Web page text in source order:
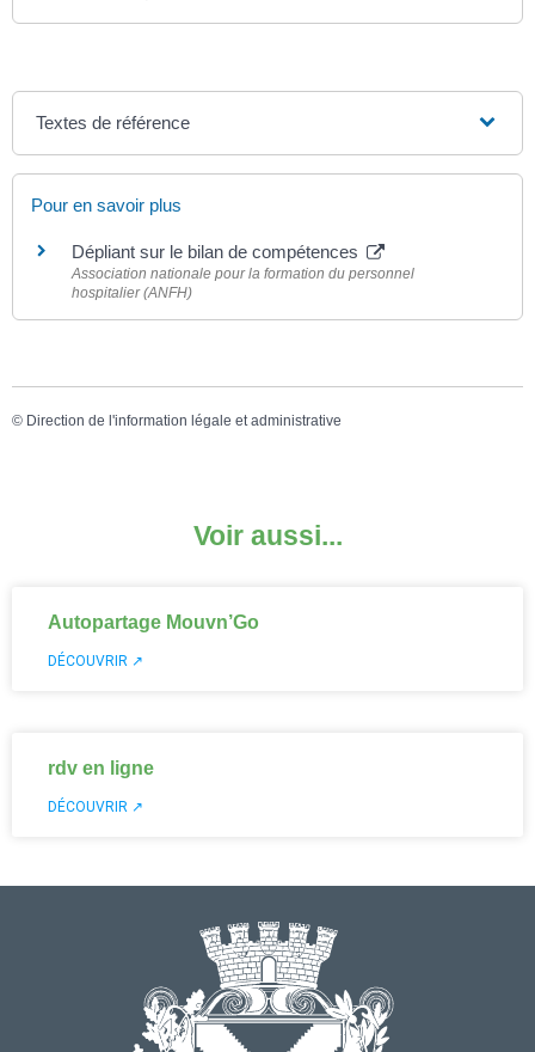
Textes de référence
Pour en savoir plus
Dépliant sur le bilan de compétences
Association nationale pour la formation du personnel
hospitalier (ANFH)
© Direction de l'information légale et administrative
Voir aussi...
Autopartage Mouvn’Go
DÉCOUVRIR ↗
rdv en ligne
DÉCOUVRIR ↗